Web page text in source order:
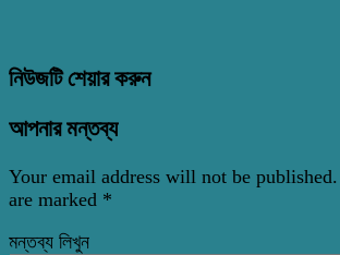
নিউজটি শেয়ার করুন
আপনার মন্তব্য
Your email address will not be published.
are marked *
মন্তব্য লিখুন